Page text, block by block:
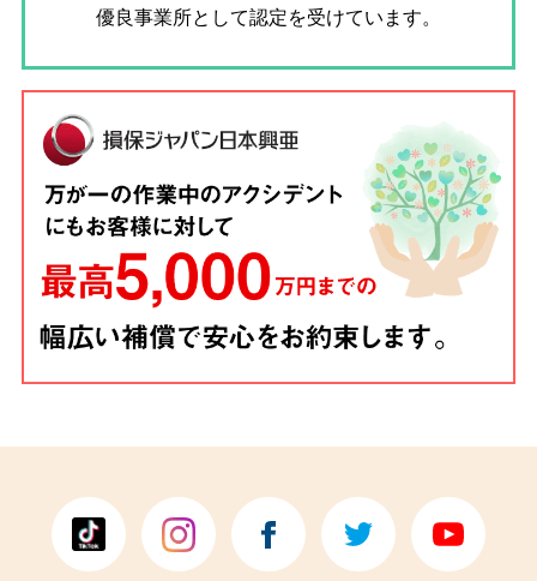
優良事業所として認定を受けています。